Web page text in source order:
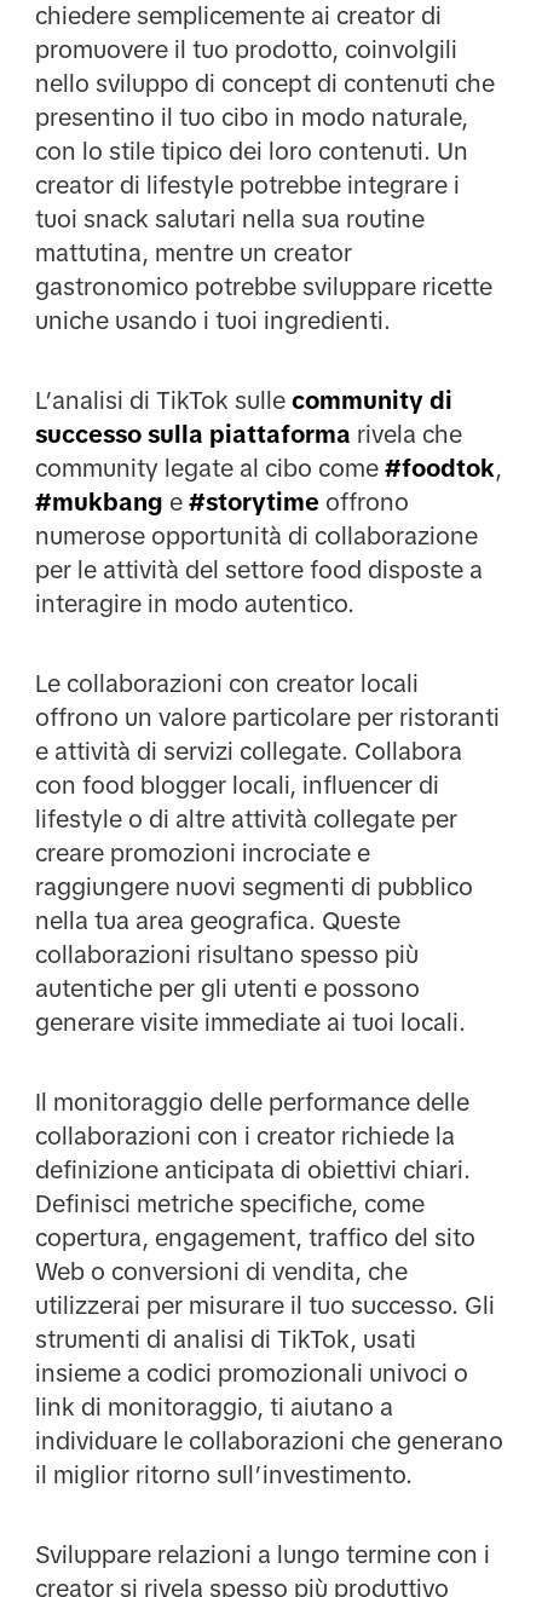
chiedere semplicemente ai creator di
promuovere il tuo prodotto, coinvolgili
nello sviluppo di concept di contenuti che
presentino il tuo cibo in modo naturale,
con lo stile tipico dei loro contenuti. Un
creator di lifestyle potrebbe integrare i
tuoi snack salutari nella sua routine
mattutina, mentre un creator
gastronomico potrebbe sviluppare ricette
uniche usando i tuoi ingredienti.
L’analisi di TikTok sulle community di
successo sulla piattaforma rivela che
community legate al cibo come #foodtok,
#mukbang e #storytime offrono
numerose opportunità di collaborazione
per le attività del settore food disposte a
interagire in modo autentico.
Le collaborazioni con creator locali
offrono un valore particolare per ristoranti
e attività di servizi collegate. Collabora
con food blogger locali, influencer di
lifestyle o di altre attività collegate per
creare promozioni incrociate e
raggiungere nuovi segmenti di pubblico
nella tua area geografica. Queste
collaborazioni risultano spesso più
autentiche per gli utenti e possono
generare visite immediate ai tuoi locali.
Il monitoraggio delle performance delle
collaborazioni con i creator richiede la
definizione anticipata di obiettivi chiari.
Definisci metriche specifiche, come
copertura, engagement, traffico del sito
Web o conversioni di vendita, che
utilizzerai per misurare il tuo successo. Gli
strumenti di analisi di TikTok, usati
insieme a codici promozionali univoci o
link di monitoraggio, ti aiutano a
individuare le collaborazioni che generano
il miglior ritorno sull’investimento.
Sviluppare relazioni a lungo termine con i
creator si rivela spesso più produttivo